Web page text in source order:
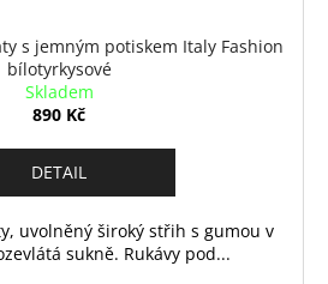
s jemným potiskem Italy Fashion
bílotyrkysové
Skladem
890 Kč
DETAIL
uvolněný široký střih s gumou v
sukně. Rukávy pod...